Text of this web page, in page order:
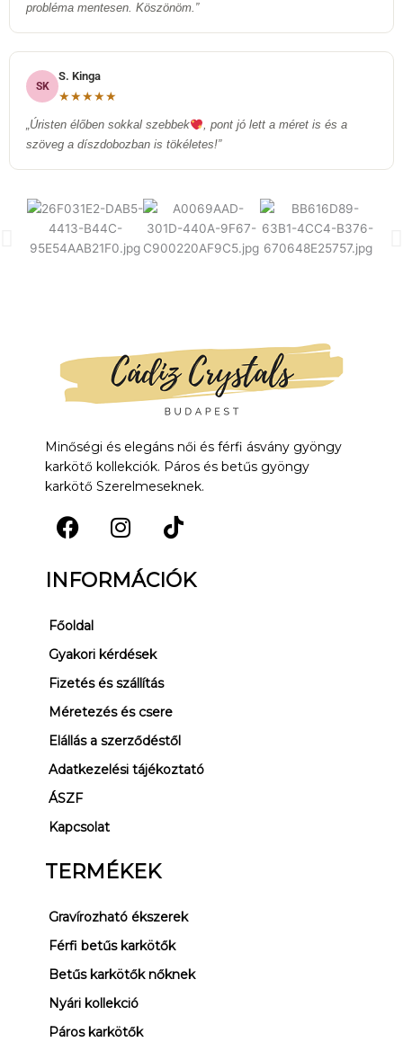
probléma mentesen. Köszönöm.”
SK
S. Kinga
★★★★★
„Úristen élőben sokkal szebbek
, pont jó lett a méret is és a
szöveg a díszdobozban is tökéletes!”
Minőségi és elegáns női és férfi ásvány gyöngy
karkötő kollekciók. Páros és betűs gyöngy
karkötő Szerelmeseknek.
F
a
c
e
b
o
o
k
I
n
s
g
r
a
T
i
k
INFORMÁCIÓK
Főoldal
Gyakori kérdések
Fizetés és szállítás
Méretezés és csere
Elállás a szerződéstől
Adatkezelési tájékoztató
ÁSZF
Kapcsolat
TERMÉKEK
Gravírozható ékszerek
Férfi betűs karkötők
Betűs karkötők nőknek
Nyári kollekció
Páros karkötők